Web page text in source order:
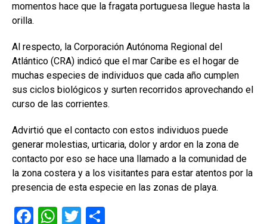
momentos hace que la fragata portuguesa llegue hasta la
orilla.
Al respecto, la Corporación Autónoma Regional del
Atlántico (CRA) indicó que el mar Caribe es el hogar de
muchas especies de individuos que cada año cumplen
sus ciclos biológicos y surten recorridos aprovechando el
curso de las corrientes.
Advirtió que el contacto con estos individuos puede
generar molestias, urticaria, dolor y ardor en la zona de
contacto por eso se hace una llamado a la comunidad de
la zona costera y a los visitantes para estar atentos por la
presencia de esta especie en las zonas de playa.
F
W T